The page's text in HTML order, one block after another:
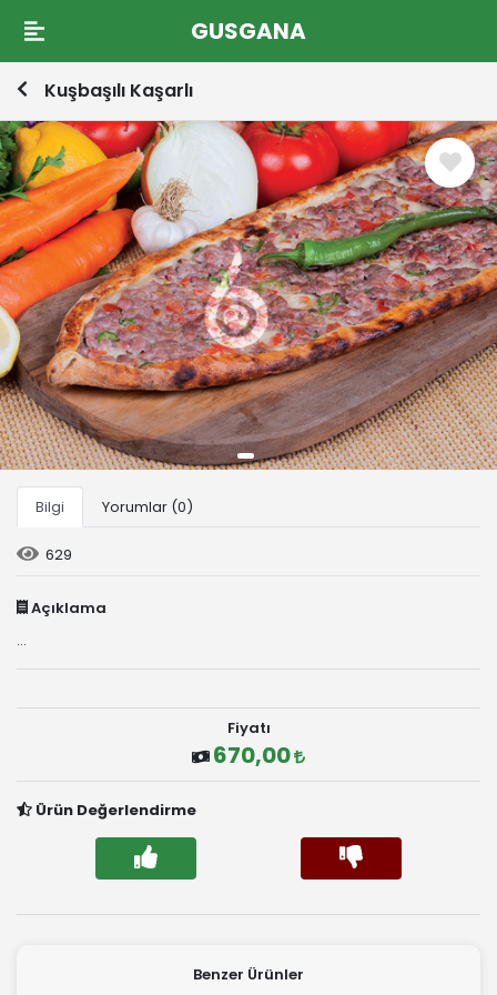
GUSGANA
Kuşbaşılı Kaşarlı
Bilgi Yorumlar (0)
629
Açıklama
...
Fiyatı
670,00
Ürün Değerlendirme
Benzer Ürünler